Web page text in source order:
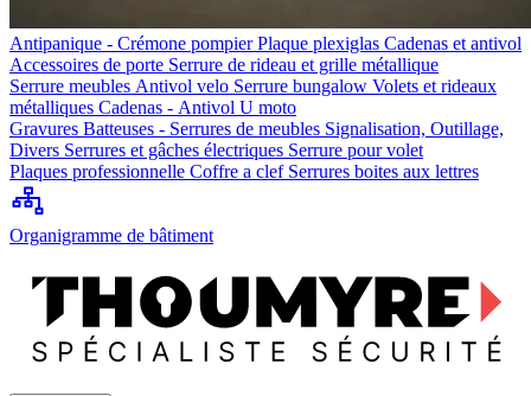
Antipanique - Crémone pompierPlaque plexiglas Cadenas et antivol
Accessoires de porte Serrure de rideau et grille métallique
Serrure meubles Antivol velo Serrure bungalow Volets et rideaux
métalliques Cadenas - Antivol U moto
Gravures Batteuses - Serrures de meubles Signalisation, Outillage,
Divers Serrures et gâches électriques Serrure pour volet
Plaques professionnelle Coffre a clef Serrures boites aux lettres
Organigramme de bâtiment